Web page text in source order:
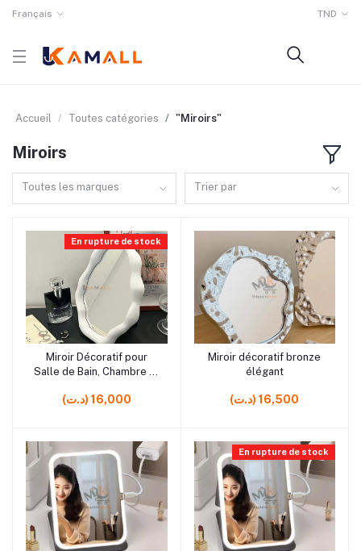
Français TND
Accueil Toutes catégories "Miroirs"
Miroirs
Toutes les marques Trier par
rrrrrr0 rrrrrr0 rrrrrr0 rrrrrr0
En rupture de stock
Ajouter au panier
Miroir Décoratif pour
Salle de Bain, Chambre et
(د.ت) 16,000
rrrrrr10
Ajouter au panier
Miroir décoratif bronze
élégant
(د.ت) 16,500
En rupture de stock